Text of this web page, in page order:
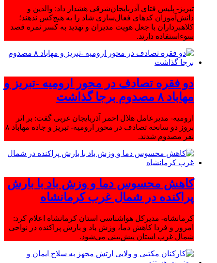
تبریز- پلیس فتای آذربایجان‌شرقی هشدار داد: والدین و
دانش‌آموزان کدهای فعال‌سازی شاد را به هیچ‌کس ندهند؛
کلاهبرداران با جعل هویت مدیران و تهدید به کسر نمره قصد
سوءاستفاده دارند.
دو فقره تصادف در محور ارومیه -تبریز و
مهاباد ۸ مصدوم برجا گذاشت
ارومیه- مدیرعامل هلال احمر آذربایجان غربی گفت: بر اثر
بروز دو سانحه تصادف در محور ارومیه- تبریز و جاده مهاباد ۸
نفر مصدوم شدند.
کاهش محسوس دما و وزش باد با بارش
پراکنده در شمال غرب کرمانشاه
کرمانشاه- مدیرکل هواشناسی استان کرمانشاه اعلام کرد:
امروز و فردا کاهش دما، وزش باد و بارش پراکنده در نواحی
شمال غرب استان پیش‌بینی می‌شود.